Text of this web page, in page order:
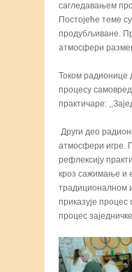
сагледавањем
Постојеће теме
продубљиване.
атмосфери
Током радионице
процесу
практичаре:
Други део
атмосфери игре.
рефлексију
кроз сажимање и
традиционалном
приказује
процес